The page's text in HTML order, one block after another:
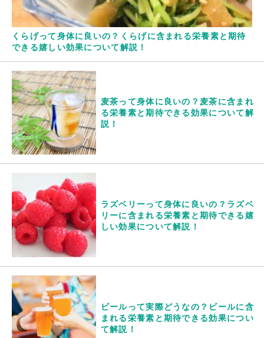
くらげって身体に良いの？くらげに含まれる栄養素と期待
できる嬉しい効果について解説！
麦茶って身体に良いの？麦茶に含まれ
る栄養素と期待できる効果について解
説！
ラズベリーって身体に良いの？ラズベ
リーに含まれる栄養素と期待できる嬉
しい効果について解説！
ビールって実際どうなの？ビールに含
まれる栄養素と期待できる効果につい
て解説！